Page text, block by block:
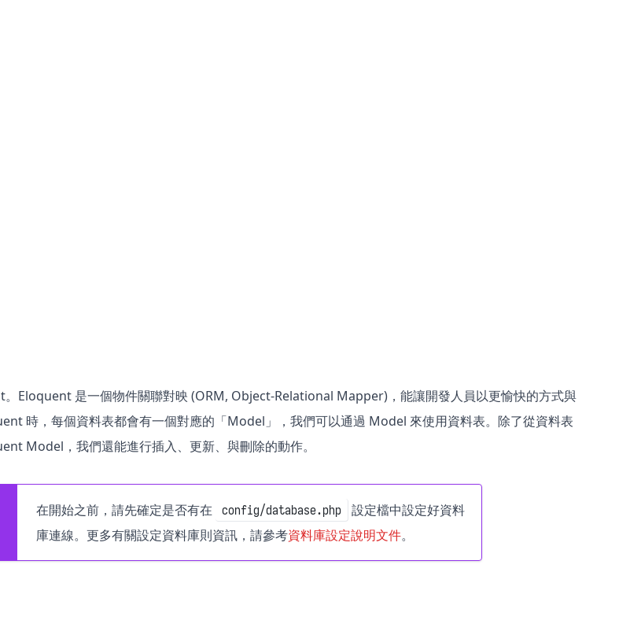
Eloquent 是一個物件關聯對映 (ORM, Object-Relational Mapper)，能讓開發人員以更愉快的方式與
時，每個資料表都會有一個對應的「Model」，我們可以通過 Model 來使用資料表。除了從資料表
Model，我們還能進行插入、更新、與刪除的動作。
在開始之前，請先確定是否有在 config/database.php
設定檔中設定好資料
庫連線。更多有關設定資料庫則資訊，請參考資料庫設定說明文件。